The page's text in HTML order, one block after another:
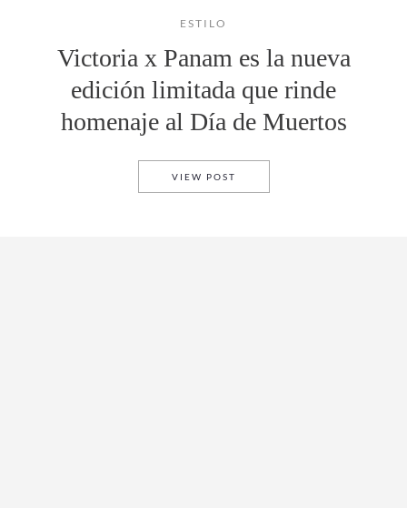
ESTILO
Victoria x Panam es la nueva
edición limitada que rinde
homenaje al Día de Muertos
VIEW POST